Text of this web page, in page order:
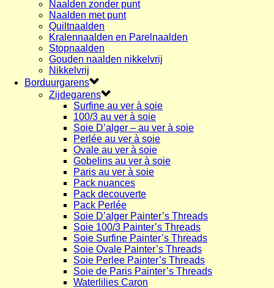
Naalden zonder punt
Naalden met punt
Quiltnaalden
Kralennaalden en Parelnaalden
Stopnaalden
Gouden naalden nikkelvrij
Nikkelvrij
Borduurgarens
Zijdegarens
Surfine au ver à soie
100/3 au ver à soie
Soie D’alger – au ver à soie
Perlée au ver à soie
Ovale au ver à soie
Gobelins au ver à soie
Paris au ver à soie
Pack nuances
Pack decouverte
Pack Perlée
Soie D’alger Painter’s Threads
Soie 100/3 Painter’s Threads
Soie Surfine Painter’s Threads
Soie Ovale Painter’s Threads
Soie Perlee Painter’s Threads
Soie de Paris Painter’s Threads
Waterlilies Caron